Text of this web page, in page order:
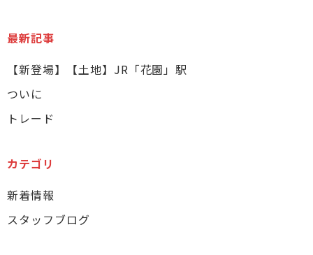
最新記事
【新登場】【土地】JR「花園」駅
ついに
トレード
カテゴリ
新着情報
スタッフブログ